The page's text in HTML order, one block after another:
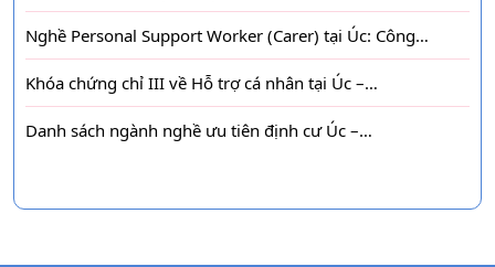
Nghề Personal Support Worker (Carer) tại Úc: Công…
Khóa chứng chỉ III về Hỗ trợ cá nhân tại Úc –…
Danh sách ngành nghề ưu tiên định cư Úc –…